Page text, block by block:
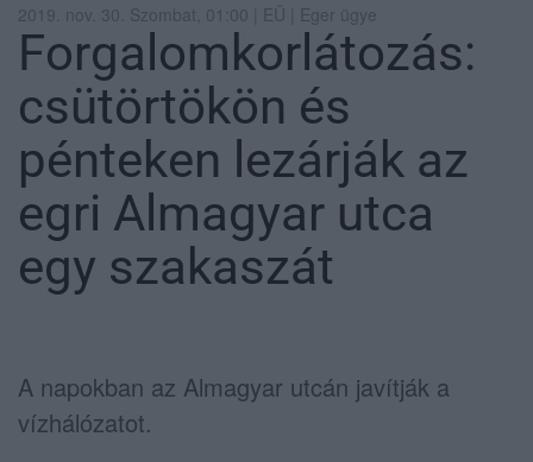
2019. nov. 30. Szombat, 01:00 | EÜ | Eger ügye
Forgalomkorlátozás:
csütörtökön és
pénteken lezárják az
egri Almagyar utca
egy szakaszát
A napokban az Almagyar utcán javítják a
vízhálózatot.